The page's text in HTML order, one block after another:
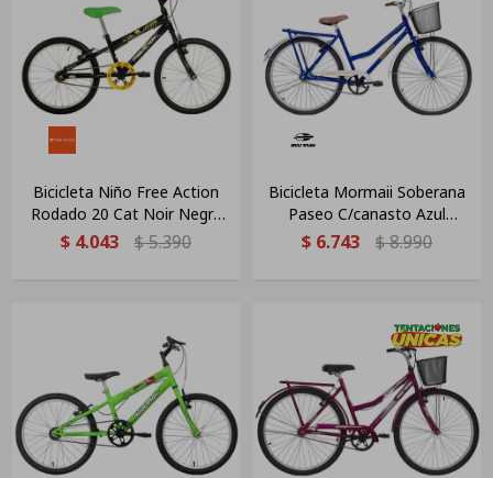
Bicicleta Niño Free Action
Rodado 20 Cat Noir Negra
Negro 11 "
$ 4.043 $5.390
Bicicleta Mormaii Soberana
Paseo C/canasto Azul
Alanya Azul 21 "
$ 6.743 $8.990